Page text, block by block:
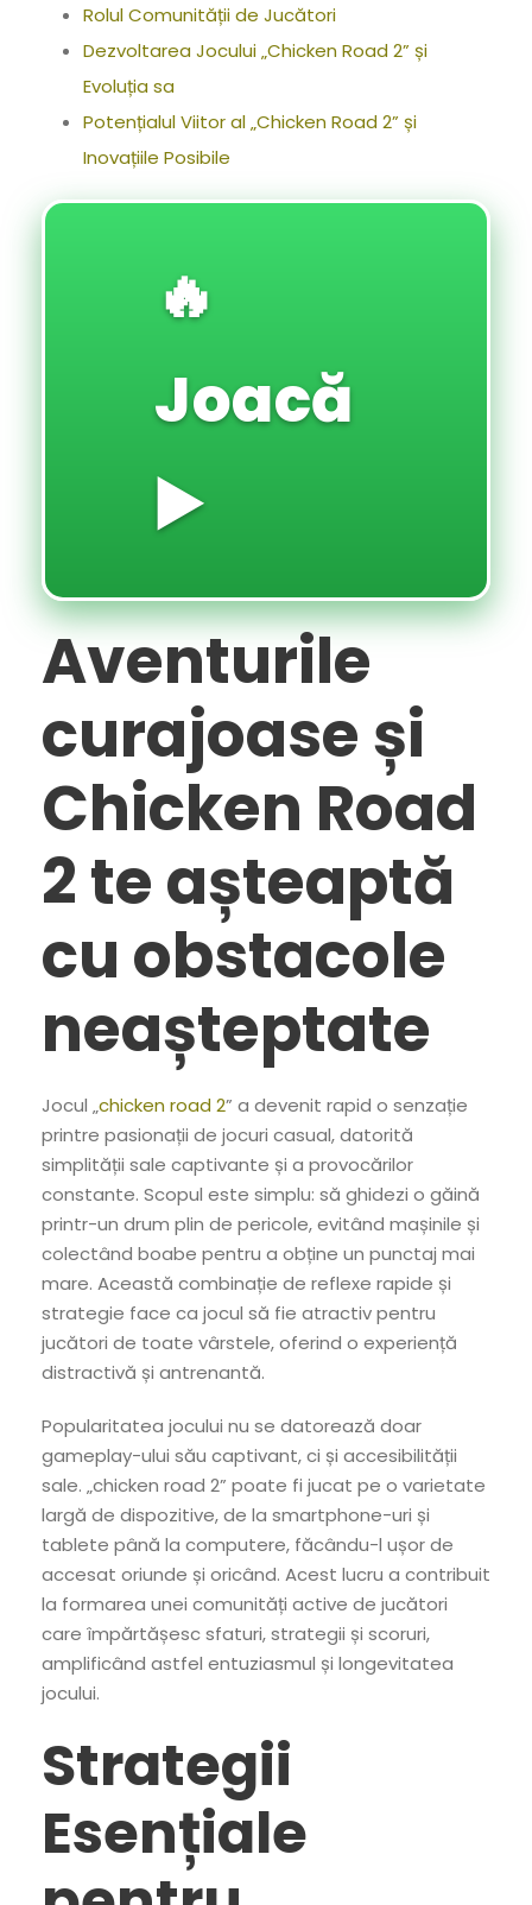
Rolul Comunității de Jucători
Dezvoltarea Jocului „Chicken Road 2” și
Evoluția sa
Potențialul Viitor al „Chicken Road 2” și
Inovațiile Posibile
🔥
Joacă
▶️
Aventurile
curajoase și
Chicken Road
2 te așteaptă
cu obstacole
neașteptate
Jocul „chicken road 2” a devenit rapid o senzație
printre pasionații de jocuri casual, datorită
simplității sale captivante și a provocărilor
constante. Scopul este simplu: să ghidezi o găină
printr-un drum plin de pericole, evitând mașinile și
colectând boabe pentru a obține un punctaj mai
mare. Această combinație de reflexe rapide și
strategie face ca jocul să fie atractiv pentru
jucători de toate vârstele, oferind o experiență
distractivă și antrenantă.
Popularitatea jocului nu se datorează doar
gameplay-ului său captivant, ci și accesibilității
sale. „chicken road 2” poate fi jucat pe o varietate
largă de dispozitive, de la smartphone-uri și
tablete până la computere, făcându-l ușor de
accesat oriunde și oricând. Acest lucru a contribuit
la formarea unei comunități active de jucători
care împărtășesc sfaturi, strategii și scoruri,
amplificând astfel entuziasmul și longevitatea
jocului.
Strategii
Esențiale